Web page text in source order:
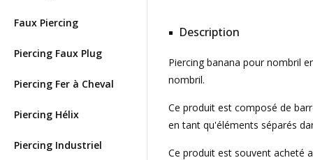
Faux Piercing
Piercing Faux Plug
Piercing Fer à Cheval
Piercing Hélix
Piercing Industriel
Description
Piercing banana pour nombril
nombril.
Ce produit est composé de
en tant qu'éléments séparés
Ce produit est souvent acheté